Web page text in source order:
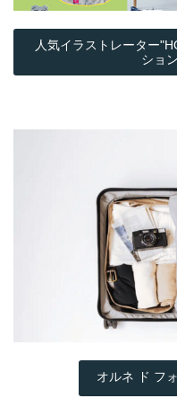
人気イラストレーター
ショ
オルネ ド フ